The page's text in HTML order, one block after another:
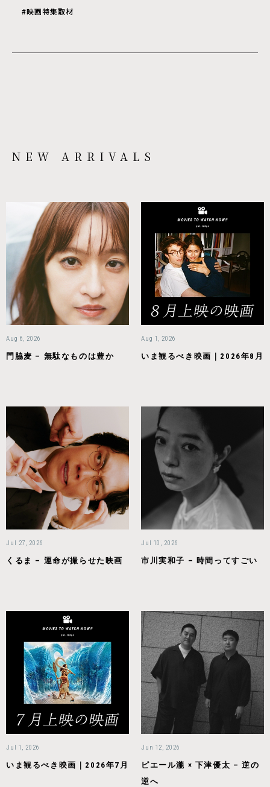
#映画特集取材
NEW ARRIVALS
Aug 6, 2026
門脇麦 – 無駄なものは豊か
Aug 1, 2026
いま観るべき映画｜2026年8月
Jul 27, 2026
くるま – 運命が撮らせた映画
Jul 10, 2026
市川実和子 – 時間ってすごい
Jul 1, 2026
いま観るべき映画｜2026年7月
Jun 12, 2026
ピエール瀧 × 下津優太 – 逆の
逆へ